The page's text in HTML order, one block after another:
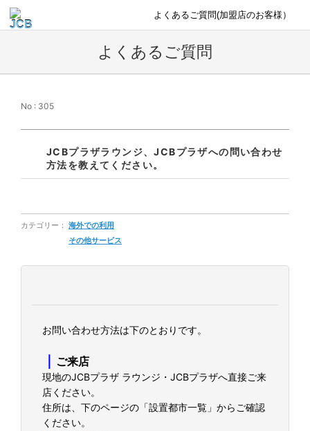
よくあるご質問(加盟店のお客様）
よくあるご質問
No : 305
JCBプラザラウンジ、JCBプラザへの問い合わせ
方法を教えてください。
カテゴリー： 海外での利用
その他サービス
お問い合わせ方法は下のとおりです。
｜ ご来店
現地のJCBプラザ ラウンジ・JCBプラザへ直接ご来
店ください。
住所は、下のページの「設置都市一覧」からご確認
ください。